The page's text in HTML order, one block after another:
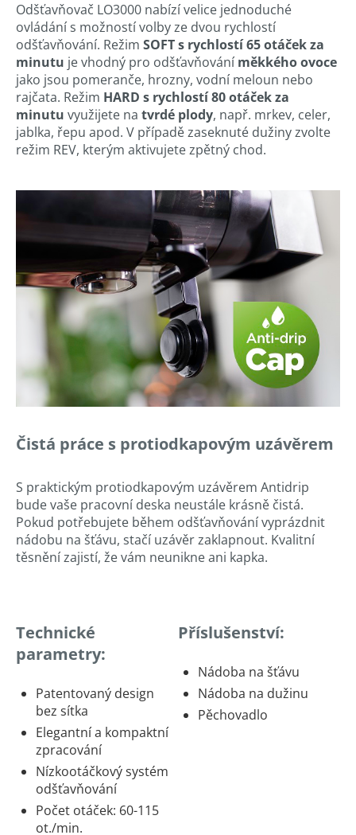
Odšťavňovač LO3000 nabízí velice jednoduché
ovládání s možností volby ze dvou rychlostí
odšťavňování. Režim SOFT s rychlostí 65 otáček za
minutu je vhodný pro odšťavňování měkkého ovoce
jako jsou pomeranče, hrozny, vodní meloun nebo
rajčata. Režim HARD s rychlostí 80 otáček za
minutu využijete na tvrdé plody, např. mrkev, celer,
jablka, řepu apod. V případě zaseknuté dužiny zvolte
režim REV, kterým aktivujete zpětný chod.
Čistá práce s protiodkapovým uzávěrem
S praktickým protiodkapovým uzávěrem Antidrip
bude vaše pracovní deska neustále krásně čistá.
Pokud potřebujete během odšťavňování vyprázdnit
nádobu na šťávu, stačí uzávěr zaklapnout. Kvalitní
těsnění zajistí, že vám neunikne ani kapka.
Technické
parametry:
Patentovaný design
bez sítka
Elegantní a kompaktní
zpracování
Nízkootáčkový systém
odšťavňování
Počet otáček: 60-115
ot./min.
Příslušenství:
Nádoba na šťávu
Nádoba na dužinu
Pěchovadlo